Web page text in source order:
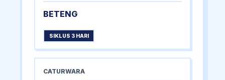
BETENG
SIKLUS 3 HARI
CATURWARA